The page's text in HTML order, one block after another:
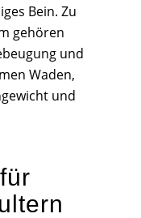
Bein. Zu
gehören
und
Waden,
und